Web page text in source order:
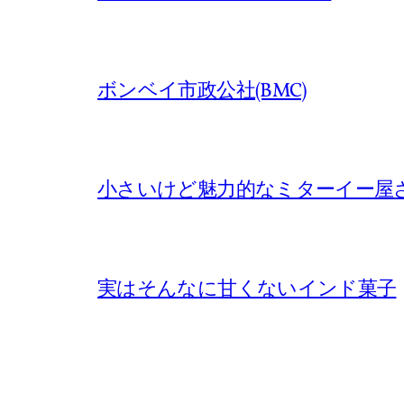
ボンベイ市政公社(BMC)
小さいけど魅力的なミターイー屋
実はそんなに甘くないインド菓子